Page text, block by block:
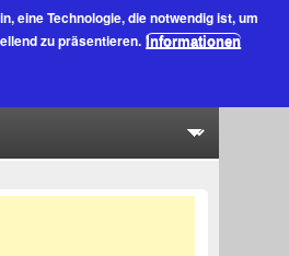
, eine Technologie, die notwendig ist, um
zu präsentieren. Informationen